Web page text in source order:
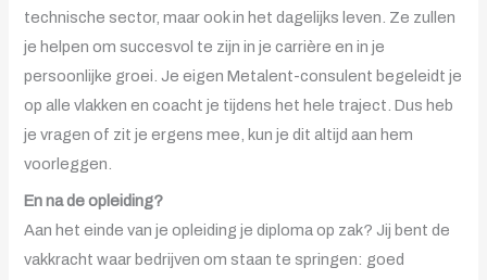
technische sector, maar ook in het dagelijks leven. Ze zullen
je helpen om succesvol te zijn in je carrière en in je
persoonlijke groei. Je eigen Metalent-consulent begeleidt je
op alle vlakken en coacht je tijdens het hele traject. Dus heb
je vragen of zit je ergens mee, kun je dit altijd aan hem
voorleggen.
En na de opleiding?
Aan het einde van je opleiding je diploma op zak? Jij bent de
vakkracht waar bedrijven om staan te springen: goed